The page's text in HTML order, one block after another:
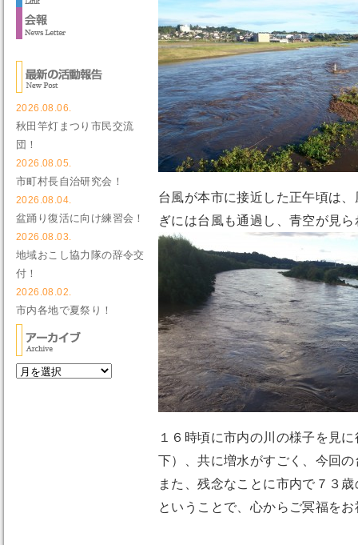
台風が本市に接近した正午頃は
ぎには台風も通過し、青空が見
１６時頃に市内の川の様子を見
下）、共に増水がすごく、今回
また、残念なことに市内で７３
ということで、心からご冥福を
2026.08.06.
秋田竿灯まつり市民交流
団！
2026.08.05.
市町村長自治研究会！
2026.08.04.
盆踊り復活に向け練習会！
2026.08.03.
地域おこし協力隊の辞令交
付！
2026.08.02.
市内各地で夏祭り！